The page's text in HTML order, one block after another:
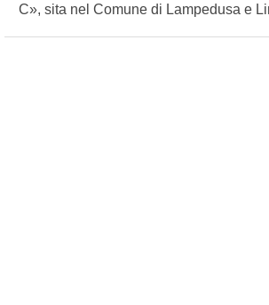
C», sita nel Comune di Lampedusa e